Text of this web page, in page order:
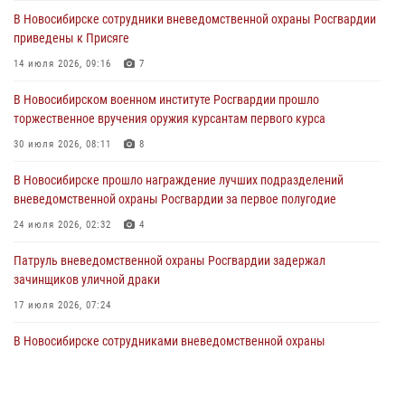
В Новосибирске сотрудниками вневедомственной охраны
Росгвардии задержан гражданин, находящийся в розыске
В Новосибирске военнослужащие отряда спецназа «Ермак»
Росгвардии провели занятия по беспарашютному десантированию
В Новосибирске военнослужащие Росгвардии почтили память детей
– жертв войны в Донбассе
В Новосибирске сотрудники вневедомственной охраны Росгвардии
приведены к Присяге
14 июля 2026, 09:16 7
В Новосибирском военном институте Росгвардии прошло
торжественное вручения оружия курсантам первого курса
30 июля 2026, 08:11 8
В Новосибирске прошло награждение лучших подразделений
вневедомственной охраны Росгвардии за первое полугодие
24 июля 2026, 02:32 4
Патруль вневедомственной охраны Росгвардии задержал
зачинщиков уличной драки
17 июля 2026, 07:24
В Новосибирске сотрудниками вневедомственной охраны